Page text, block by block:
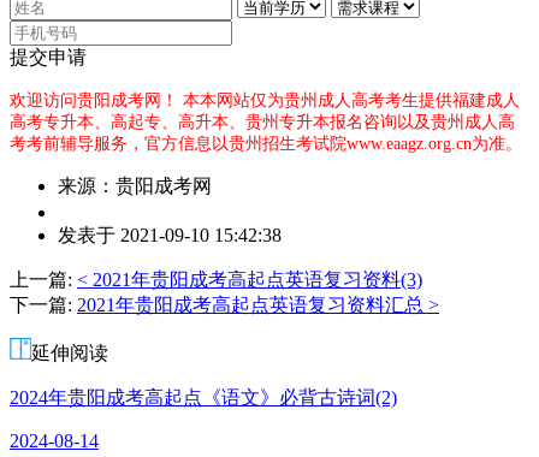
提交申请
欢迎访问贵阳成考网！ 本本网站仅为贵州成人高考考生提供福建成人
高考专升本、高起专、高升本、贵州专升本报名咨询以及贵州成人高
考考前辅导服务，官方信息以贵州招生考试院www.eaagz.org.cn为准。
来源：贵阳成考网
者：
老
师
发表于 2021-09-10 15:42:38
上一篇: < 2021年贵阳成考高起点英语复习资料(3)
下一篇: 2021年贵阳成考高起点英语复习资料汇总 >
延伸阅读
2024年贵阳成考高起点《语文》必背古诗词(2)
2024-08-14